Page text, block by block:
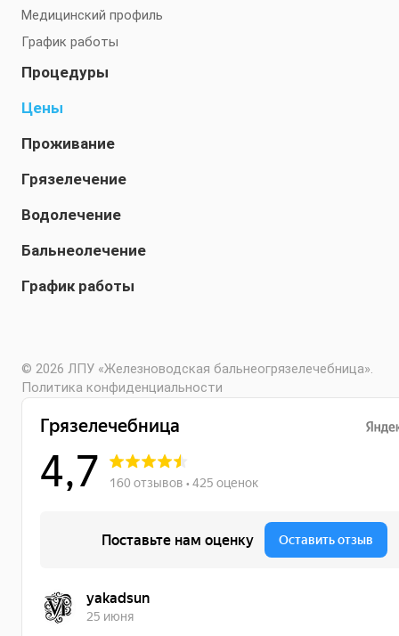
Медицинский профиль
График работы
Процедуры
Цены
Проживание
Грязелечение
Водолечение
Бальнеолечение
График работы
© 2026 ЛПУ «Железноводская бальнеогрязелечебница».
Политика конфиденциальности